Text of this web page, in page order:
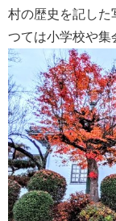
村の歴史を記した
つては小学校や集